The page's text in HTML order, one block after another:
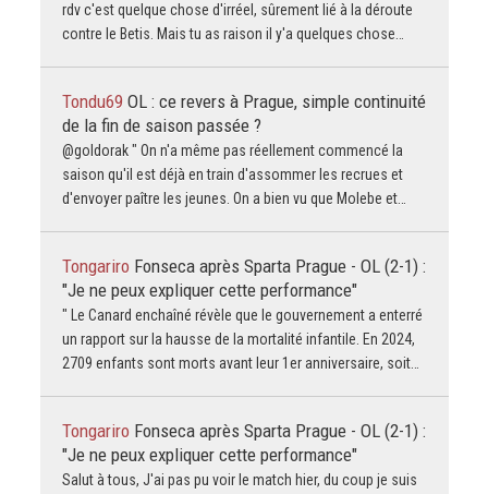
rdv c'est quelque chose d'irréel, sûrement lié à la déroute
contre le Betis. Mais tu as raison il y'a quelques chose…
Tondu69 OL : ce revers à Prague, simple continuité
de la fin de saison passée ?
@goldorak " On n'a même pas réellement commencé la
saison qu'il est déjà en train d'assommer les recrues et
d'envoyer paître les jeunes. On a bien vu que Molebe et…
Tongariro Fonseca après Sparta Prague - OL (2-1) :
"Je ne peux expliquer cette performance"
" Le Canard enchaîné révèle que le gouvernement a enterré
un rapport sur la hausse de la mortalité infantile. En 2024,
2709 enfants sont morts avant leur 1er anniversaire, soit…
Tongariro Fonseca après Sparta Prague - OL (2-1) :
"Je ne peux expliquer cette performance"
Salut à tous, J'ai pas pu voir le match hier, du coup je suis